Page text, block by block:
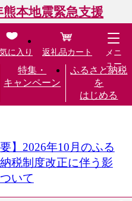
熊本地震緊急支援
特集・
キャンペーン
ふるさと納税
を
はじめる
に入り 返礼品カート
メニ
ュー
要】2026年10月のふる
税制度改正に伴う影
いて